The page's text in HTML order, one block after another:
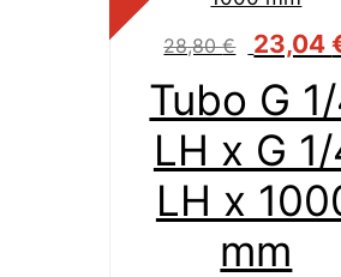
Tubo G
LH x G
LH x
mm
28,80€
Il
originale
era:
28,80 €.
23,04